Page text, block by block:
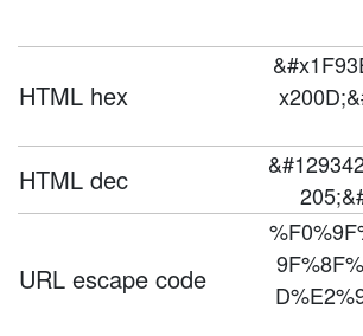
HTML hex
HTML dec
URL escape code